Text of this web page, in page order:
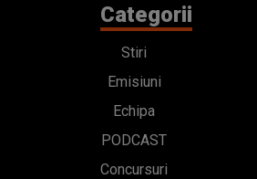
Categorii
Stiri
Emisiuni
Echipa
PODCAST
Concursuri